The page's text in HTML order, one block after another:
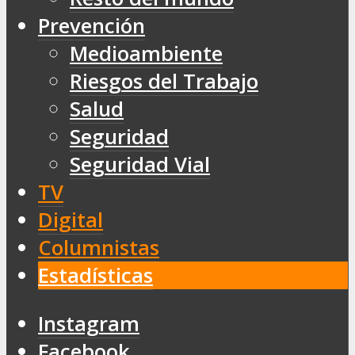
Prevención
Medioambiente
Riesgos del Trabajo
Salud
Seguridad
Seguridad Vial
TV
Digital
Columnistas
Estadísticas
Instagram